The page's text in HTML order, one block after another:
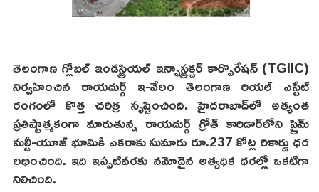
తెలంగాణ గ్లోబల్ ఇండస్ట్రియల్ ఇన్ఫాస్ట్రక్చర్ కార్పొరేషన్ (TGIIC)
నిర్వహించిన రాయదుర్గ్ ఇ-వేలం తెలంగాణ రియల్ ఎస్టేట్
రంగంలో కొత్త చరిత్ర సృష్టించింది. హైదరాబాద్‌లో అత్యంత
ప్రతిష్టాత్మకంగా మారుతున్న రాయదుర్గ్ గ్రోత్ కారిడార్‌లోని ప్రైమ్
మల్టీ-యూజ్ భూమికి ఎకరాకు సుమారు రూ.237 కోట్ల రికార్డు ధర
లభించింది. ఇది ఇప్పటివరకు నమోదైన అత్యధిక ధరల్లో ఒకటిగా
నిలిచింది.